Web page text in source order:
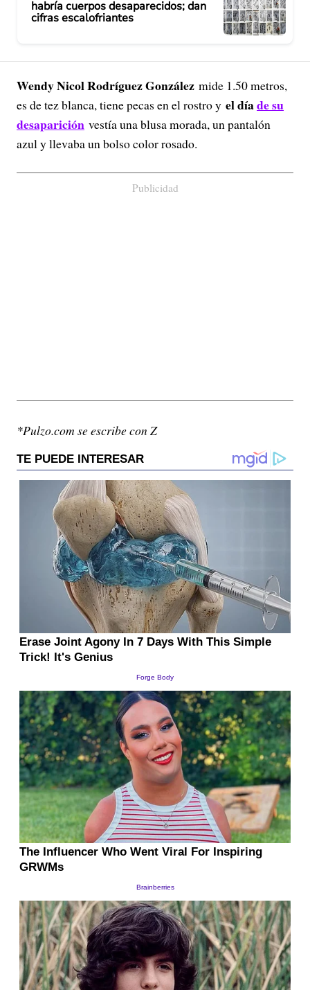
habría cuerpos desaparecidos; dan
cifras escalofriantes
Wendy Nicol Rodríguez González mide 1.50 metros,
es de tez blanca, tiene pecas en el rostro y el díade su
desaparición vestía una blusa morada, un pantalón
azul y llevaba un bolso color rosado.
Publicidad
*Pulzo.com se escribe con Z